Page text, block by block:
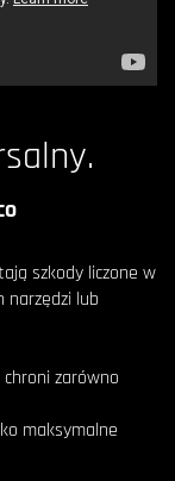
szkody liczone w
narzędzi lub
zarówno
maksymalne